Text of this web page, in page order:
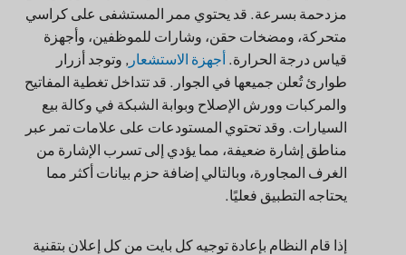
متحركة، ومضخات حقن، وشارات للموظفين، وأجهزة
قياس درجة الحرارة.أجهزة الاستشعار, وتوجد أزرار
طوارئ تُعلن جميعها في الجوار. قد تتداخل تغطية المفاتيح
والمركبات وورش الإصلاح وبوابة الشبكة في وكالة بيع
السيارات. وقد تحتوي المستودعات على علامات تمر عبر
مناطق إشارة ضعيفة، مما يؤدي إلى تسرب الإشارة من
الغرف المجاورة، وبالتالي إضافة حزم بيانات أكثر مما
يحتاجه التطبيق فعليًا.
البلوتوث منخفض الطاقة (BLE)،,
لوراوانيصبح هو عنق